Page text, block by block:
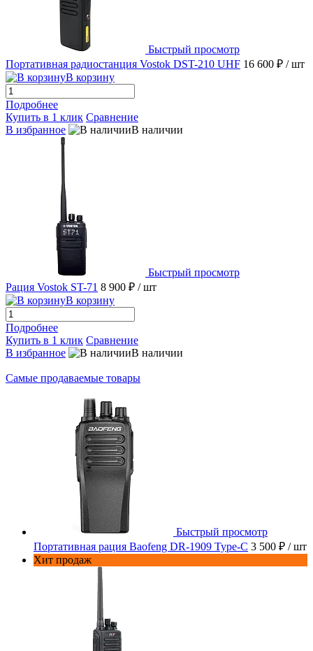
Быстрый просмотр
Портативная радиостанция Vostok DST-210 UHF 16 600 ₽ / шт
В корзину
Подробнее
Купить в 1 клик Сравнение
В избранное
В наличии
Быстрый просмотр
Рация Vostok ST-71 8 900 ₽ / шт
В корзину
Подробнее
Купить в 1 клик Сравнение
В избранное
В наличии
Самые продаваемые товары
Быстрый просмотр
Портативная рация Baofeng DR-1909 Type-C 3 500 ₽ / шт
Хит продаж